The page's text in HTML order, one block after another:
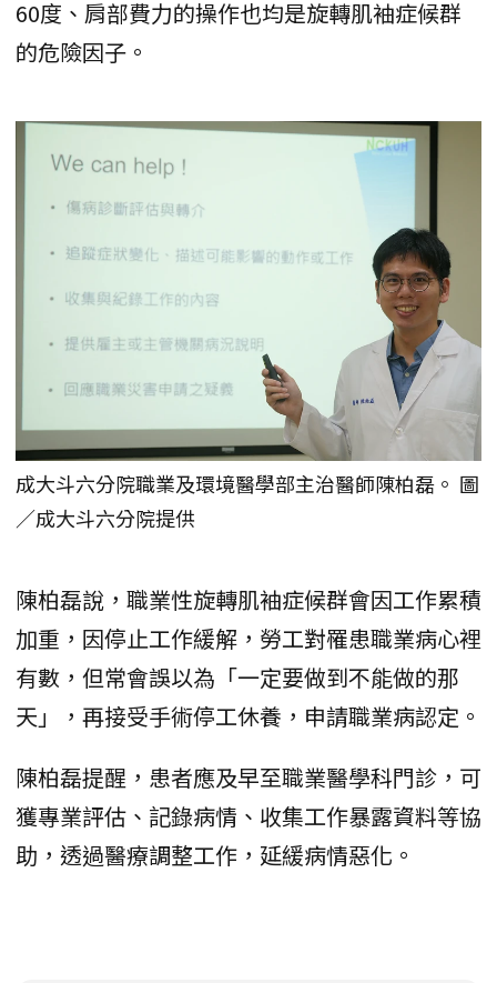
60度、肩部費力的操作也均是旋轉肌袖症候群
的危險因子。
成大斗六分院職業及環境醫學部主治醫師陳柏磊。 圖
／成大斗六分院提供
陳柏磊說，職業性旋轉肌袖症候群會因工作累積
加重，因停止工作緩解，勞工對罹患職業病心裡
有數，但常會誤以為「一定要做到不能做的那
天」，再接受手術停工休養，申請職業病認定。
陳柏磊提醒，患者應及早至職業醫學科門診，可
獲專業評估、記錄病情、收集工作暴露資料等協
助，透過醫療調整工作，延緩病情惡化。